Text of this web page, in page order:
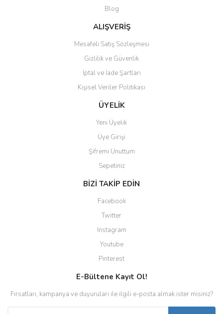
Blog
ALIŞVERİŞ
Mesafeli Satış Sözleşmesi
Gizlilik ve Güvenlik
İptal ve İade Şartları
Kişisel Veriler Politikası
ÜYELİK
Yeni Üyelik
Üye Girişi
Şifremi Unuttum
Sepetiniz
BİZİ TAKİP EDİN
Facebook
Twitter
Instagram
Youtube
Pinterest
E-Bültene Kayıt Ol!
Fırsatları, kampanya ve duyuruları ile ilgili e-posta almak ister misiniz?